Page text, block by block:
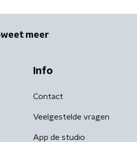
weet meer
Info
Contact
Veelgestelde vragen
App de studio